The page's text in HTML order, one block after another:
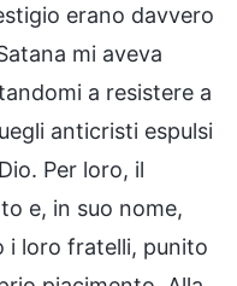
erano davvero
mi aveva
a resistere a
anticristi espulsi
Per loro, il
e, in suo nome,
i loro fratelli, punito